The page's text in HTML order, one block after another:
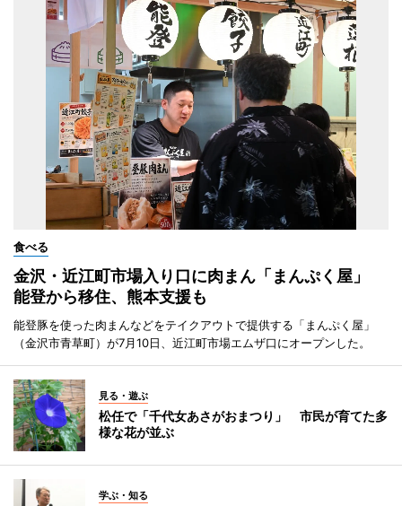
食べる
金沢・近江町市場入り口に肉まん「まんぷく屋」
能登から移住、熊本支援も
能登豚を使った肉まんなどをテイクアウトで提供する「まんぷく屋」
（金沢市青草町）が7月10日、近江町市場エムザ口にオープンした。
見る・遊ぶ
松任で「千代女あさがおまつり」 市民が育てた多
様な花が並ぶ
学ぶ・知る